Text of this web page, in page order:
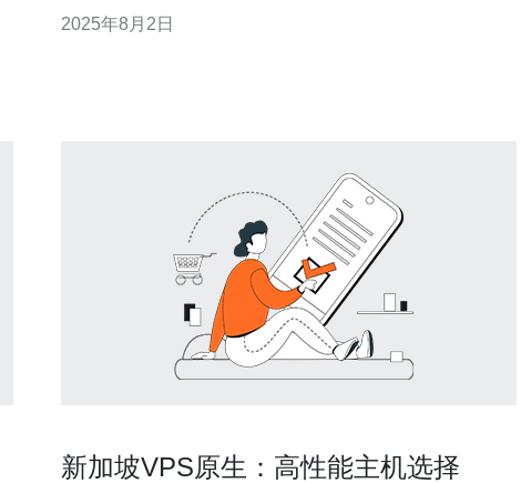
下是我们为你准备的三大精华： 选择合适的新加坡VPS服
2025年8月2日
新加坡VPS原生：高性能主机选择